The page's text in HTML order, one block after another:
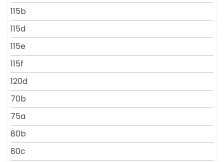
115b
115d
115e
115f
120d
70b
75a
80b
80c